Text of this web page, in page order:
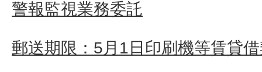
警報監視業務委託
郵送期限：5月1日印刷機等賃貸